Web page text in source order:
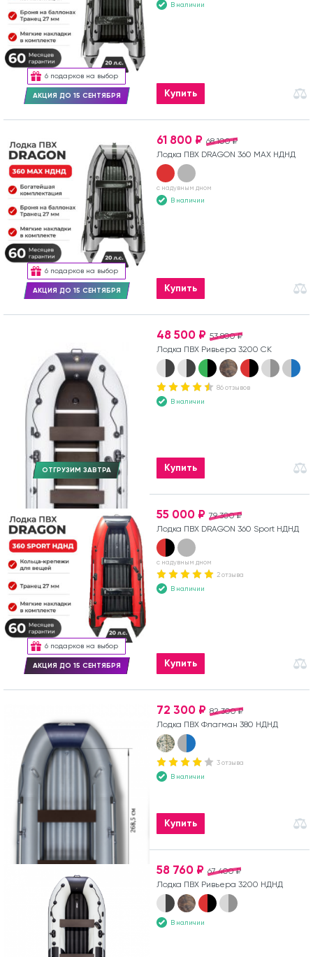
6 подарков на выбор
АКЦИЯ ДО 15 СЕНТЯБРЯ
В наличии
Купить
6 подарков на выбор
АКЦИЯ ДО 15 СЕНТЯБРЯ
68 100 ₽
61 800 ₽
Лодка ПВХ DRAGON 360 MAX НДНД
с надувным дном
В наличии
Купить
ОТГРУЗИМ ЗАВТРА
53 800 ₽
48 500 ₽
Лодка ПВХ Ривьера 3200 СК
86 отзывов
В наличии
Купить
6 подарков на выбор
АКЦИЯ ДО 15 СЕНТЯБРЯ
79 300 ₽
55 000 ₽
Лодка ПВХ DRAGON 360 Sport НДНД
с надувным дном
2 отзыва
В наличии
Купить
82 300 ₽
72 300 ₽
Лодка ПВХ Флагман 380 НДНД
3 отзыва
В наличии
Купить
67 400 ₽
58 760 ₽
Лодка ПВХ Ривьера 3200 НДНД
В наличии